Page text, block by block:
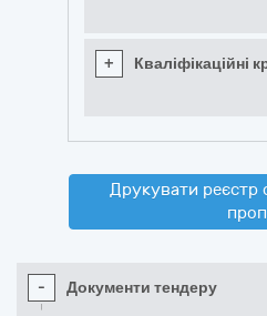
+ Кваліфікаційні
Друкувати реєстр
- Документи тендеру